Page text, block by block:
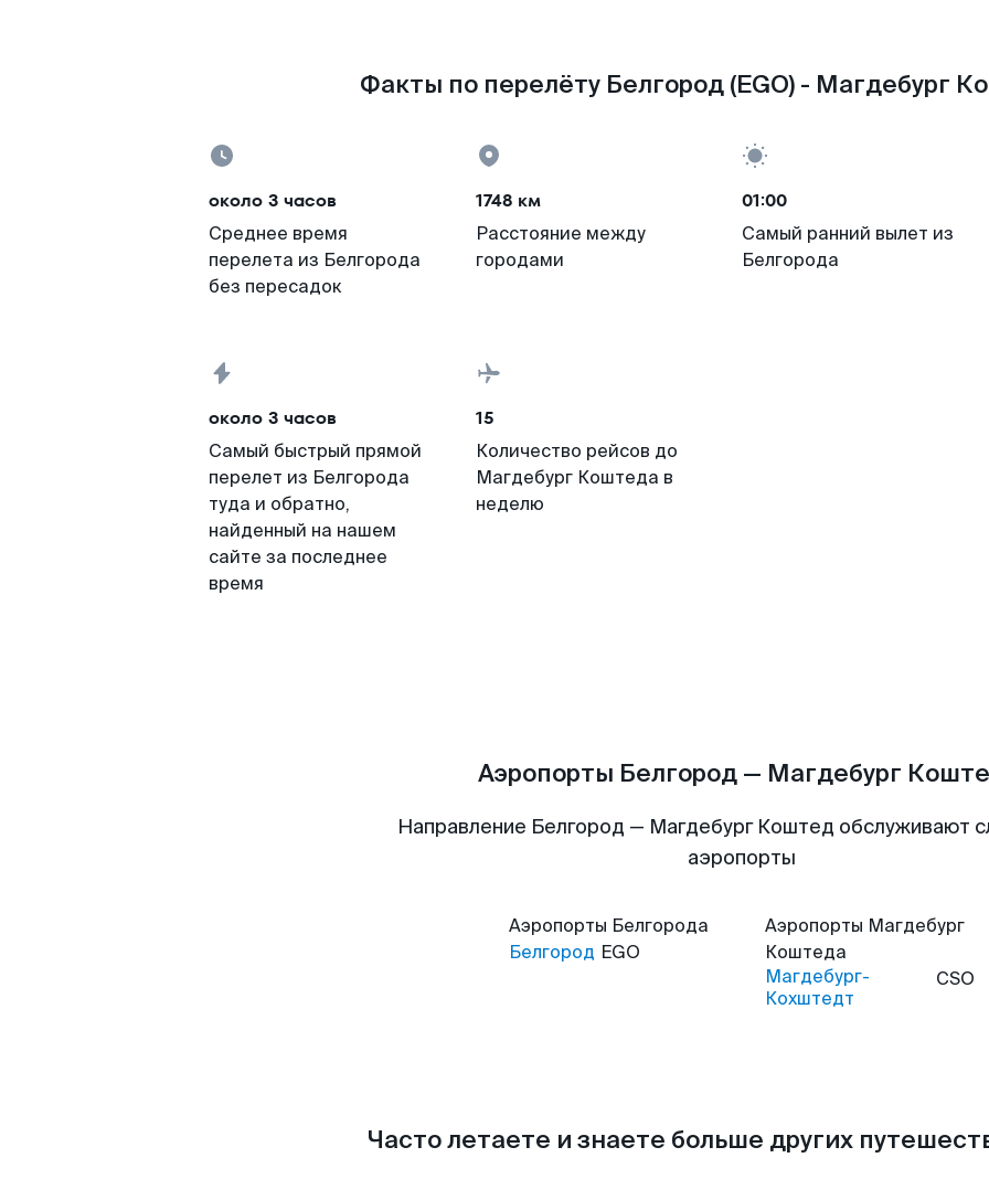
Факты по перелёту Белгород (EGO) - Магдебург
около 3 часов
Среднее время
перелета из Белгорода
без пересадок
1748 км
Расстояние между
городами
01:00
Самый ранний вылет из
Белгорода
около 3 часов
Самый быстрый прямой
перелет из Белгорода
туда и обратно,
найденный на нашем
сайте за последнее
время
15
Количество рейсов до
Магдебург Коштеда в
неделю
Аэропорты Белгород — Магдебург
Направление Белгород — Магдебург Коштед обслуживают
аэропорты
Аэропорты Белгорода
Белгород EGO
Аэропорты Магдебург
Коштеда
Магдебург-
Кохштедт
CSO
Часто летаете и знаете больше других